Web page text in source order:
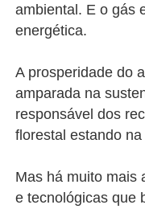
ambiental. E o gás
energética.
A prosperidade do
amparada na
responsável dos
florestal estando
Mas há muito mais
e tecnológicas que